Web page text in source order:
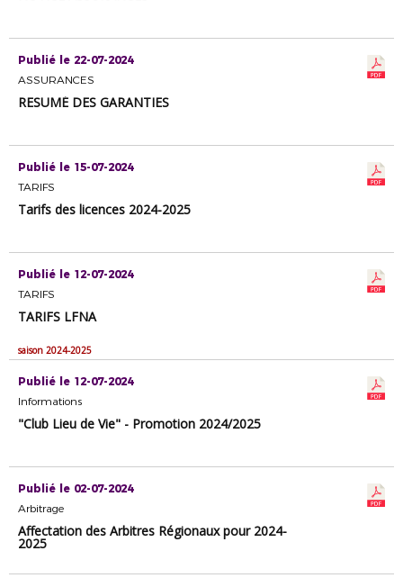
Publié le 22-07-2024
ASSURANCES
RESUMÉ DES GARANTIES
Publié le 15-07-2024
TARIFS
Tarifs des licences 2024-2025
Publié le 12-07-2024
TARIFS
TARIFS LFNA
saison 2024-2025
Publié le 12-07-2024
Informations
"Club Lieu de Vie" - Promotion 2024/2025
Publié le 02-07-2024
Arbitrage
Affectation des Arbitres Régionaux pour 2024-
2025